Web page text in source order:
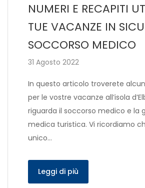
NUMERI E RECAPITI
TUE VACANZE IN
SOCCORSO MEDICO
31 Agosto 2022
In questo articolo troverete
per le vostre vacanze all’isola
riguarda il soccorso medico e la
medica turistica. Vi ricordiamo
unico…
Leggi di più